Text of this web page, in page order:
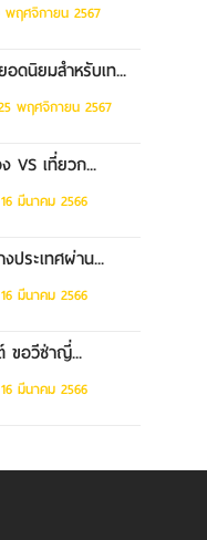
ฤศจิกายน 2567
ดนิยมสำหรับเท...
พฤศจิกายน 2567
VS เที่ยวก...
มีนาคม 2566
ประเทศผ่าน...
มีนาคม 2566
ขอวีซ่าญี่...
มีนาคม 2566